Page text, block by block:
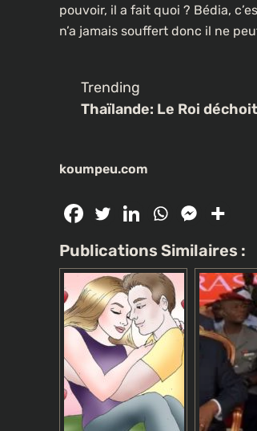
pouvoir, il a fait quoi ? Bédia,
n’a jamais souffert donc il ne
Trending
Thaïlande: Le Roi
koumpeu.com
Publications Similaires :